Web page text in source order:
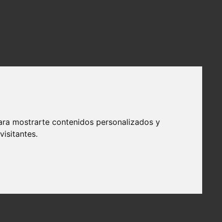
mostrarte contenidos personalizados y